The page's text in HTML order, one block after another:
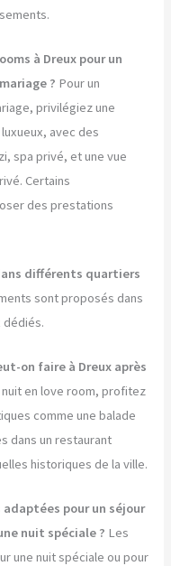
à Dreux pour un
? Pour un
privilégiez une
avec des
spa privé, et une vue
Certains
des prestations
différents quartiers
sont proposés dans
dédiés.
on faire à Dreux après
nuit en love room, profitez
comme une balade
dans un restaurant
historiques de la ville.
adaptées pour un séjour
nuit spéciale ? Les
une nuit spéciale ou pour